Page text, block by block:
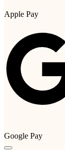
Apple Pay
Google Pay